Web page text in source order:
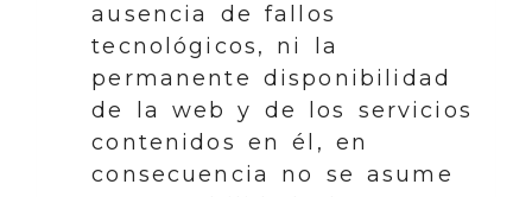
ausencia de fallos
tecnológicos, ni la
permanente disponibilidad
de la web y de los servicios
contenidos en él, en
consecuencia no se asume